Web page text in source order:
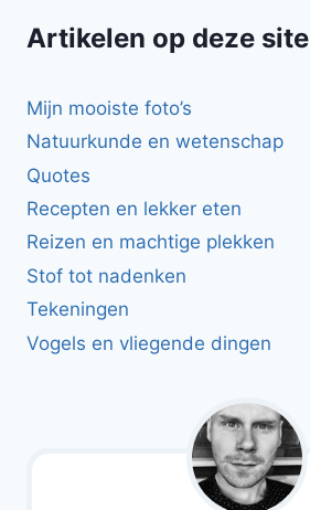
Artikelen op deze site
Mijn mooiste foto’s
Natuurkunde en wetenschap
Quotes
Recepten en lekker eten
Reizen en machtige plekken
Stof tot nadenken
Tekeningen
Vogels en vliegende dingen